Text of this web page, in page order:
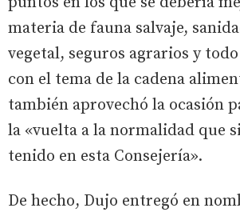
materia de fauna salvaje,
vegetal, seguros agrarios y
con el tema de la cadena
también aprovechó la ocasión
la «vuelta a la normalidad que
tenido en esta Consejería».
De hecho, Dujo entregó en